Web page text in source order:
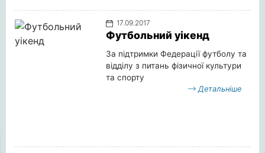
17.09.2017
Футбольний уікенд
За підтримки Федерації футболу та
відділу з питань фізичної культури
та спорту
Детальніше